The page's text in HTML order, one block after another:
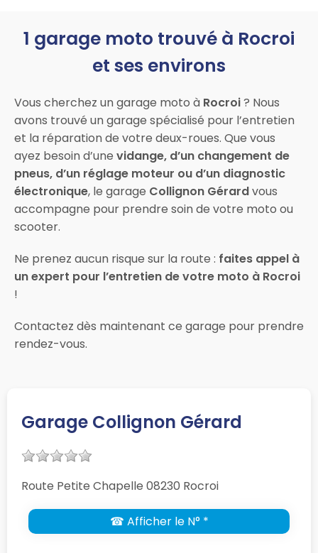
1 garage moto trouvé à Rocroi
et ses environs
Vous cherchez un garage moto à Rocroi? Nous
avons trouvé un garage spécialisé pour l’entretien
et la réparation de votre deux-roues. Que vous
ayez besoin d’une vidange, d’un changement de
pneus, d’un réglage moteur ou d’un diagnostic
électronique, le garage Collignon Gérardvous
accompagne pour prendre soin de votre moto ou
scooter.
Ne prenez aucun risque sur la route : faites appel à
un expert pour l’entretien de votre moto à Rocroi
!
Contactez dès maintenant ce garage pour prendre
rendez-vous.
Garage Collignon Gérard
Route Petite Chapelle 08230 Rocroi
☎ Afficher le N° *